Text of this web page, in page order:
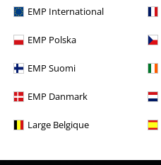
EMP International
EMP Polska
EMP Suomi
EMP Danmark
Large Belgique